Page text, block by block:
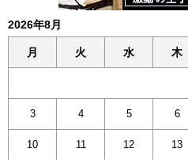
2026年8月
月 火 水 木
3 4 5 6
10 11 12 13